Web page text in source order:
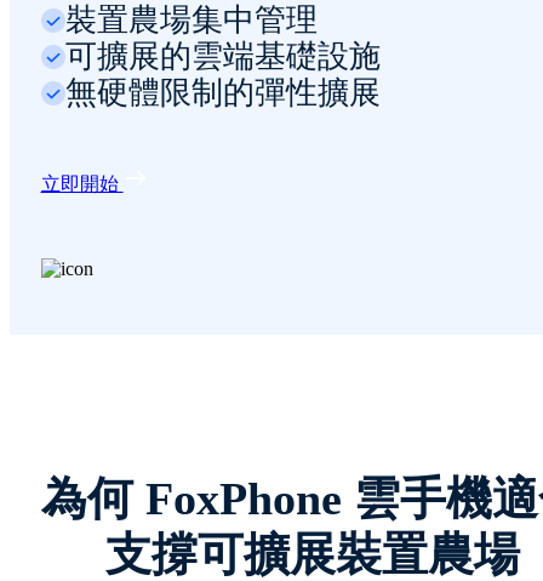
裝置農場集中管理
可擴展的雲端基礎設施
無硬體限制的彈性擴展
立即開始
為何 FoxPhone 雲手機
支撐可擴展裝置農場